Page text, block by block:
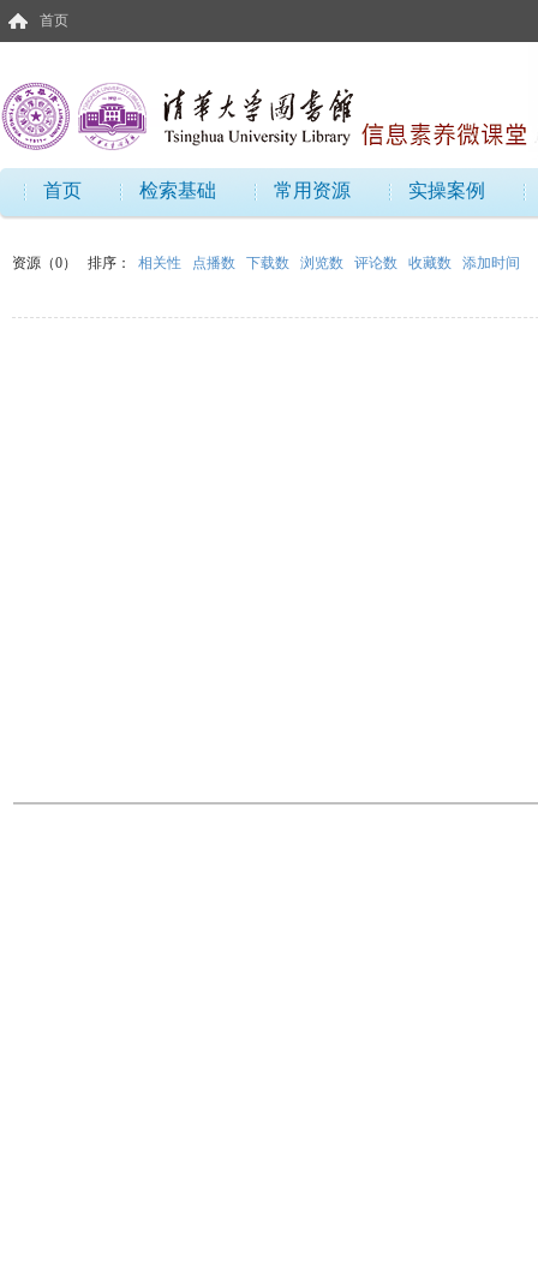
首页
首页 检索基础 常用资源 实操案例
资源（0） 排序： 相关性 点播数 下载数 浏览数 评论数 收藏数 添加时间